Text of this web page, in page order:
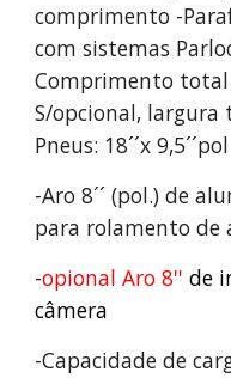
comprimento -
com sistemas
Comprimento total
S/opcional,
Pneus: 18´´x
-Aro 8´´ (pol.) de
para rolamento de
-opional Aro 8'' de
câmera
-Capacidade de